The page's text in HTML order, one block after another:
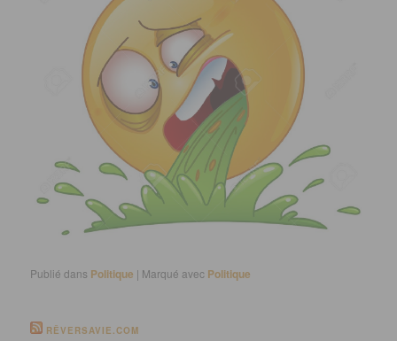
Publié dans Politique | Marqué avec Politique
RÊVERSAVIE.COM